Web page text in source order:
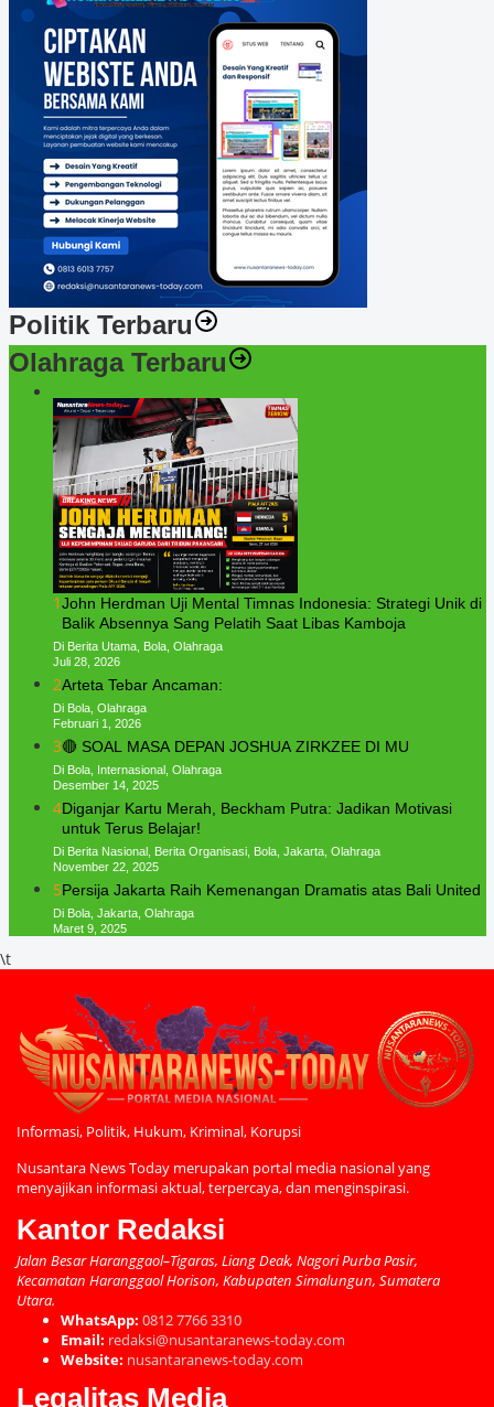
Politik Terbaru
Olahraga Terbaru
1John Herdman Uji Mental Timnas Indonesia: Strategi Unik di
Balik Absennya Sang Pelatih Saat Libas Kamboja
Di Berita Utama, Bola, Olahraga
Juli 28, 2026
2Arteta Tebar Ancaman:
Di Bola, Olahraga
Februari 1, 2026
3🔴 SOAL MASA DEPAN JOSHUA ZIRKZEE DI MU
Di Bola, Internasional, Olahraga
Desember 14, 2025
4Diganjar Kartu Merah, Beckham Putra: Jadikan Motivasi
untuk Terus Belajar!
Di Berita Nasional, Berita Organisasi, Bola, Jakarta, Olahraga
November 22, 2025
5Persija Jakarta Raih Kemenangan Dramatis atas Bali United
Di Bola, Jakarta, Olahraga
Maret 9, 2025
\t
Informasi, Politik, Hukum, Kriminal, Korupsi
Nusantara News Today merupakan portal media nasional yang
menyajikan informasi aktual, terpercaya, dan menginspirasi.
Kantor Redaksi
Jalan Besar Haranggaol–Tigaras, Liang Deak, Nagori Purba Pasir,
Kecamatan Haranggaol Horison, Kabupaten Simalungun, Sumatera
Utara.
WhatsApp: 0812 7766 3310
Email: redaksi@nusantaranews-today.com
Website: nusantaranews-today.com
Legalitas Media